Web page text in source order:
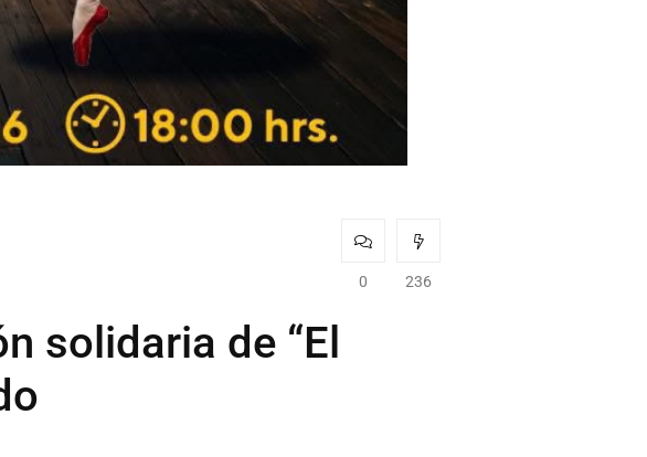
0 236
solidaria de “El